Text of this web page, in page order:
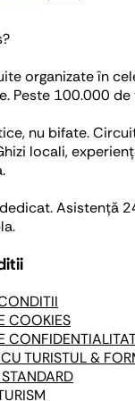
organizate în
Peste 100.000
nu bifate.
locali,
Asistență
COOKIES
TURISTUL &